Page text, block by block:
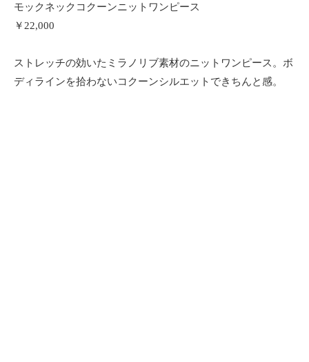
モックネックコクーンニットワンピース
￥22,000
ストレッチの効いたミラノリブ素材のニットワンピース。ボ
ディラインを拾わないコクーンシルエットできちんと感。